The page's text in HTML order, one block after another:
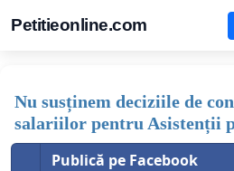
Petitieonline.com
Nu susținem deciziile de
salariilor pentru Asistenții
Publică pe Facebook